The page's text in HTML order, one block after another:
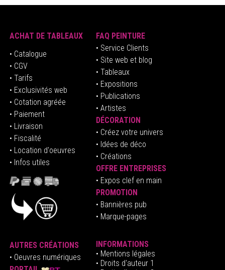
ACHAT DE TABLEAUX
• Catalogue
• CGV
• Tarifs
• Exclusivités web
• Cotation agréée
• Paiement
• Livraison
• Fiscalité
• Location d'oeuvres
• Infos utiles
FAQ PEINTURE
• Service Clients
• Site web et blog
• Tableaux
• Expositions
• Publications
• Artistes
DÉCORATION
• Créez votre univers
• Idées de déco
• Créations
OFFRE ENTREPRISES
• Expos clef en main
PROMOTION
• Bannières pub
• Marque-pages
AUTRES CRÉATIONS
• Oeuvres numériques
INFORMATIONS
• Mentions légales
• Droits d'auteur1